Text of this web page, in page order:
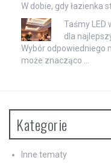
W dobie, gdy łazienka
Taśmy LED
dla
Wybór odpowiedniego
może znacząco …
Kategorie
Inne tematy